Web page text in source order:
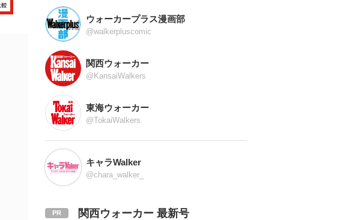
ウォーカープラス漫画部
@walkerpluscomic
関西ウォーカー
@KansaiWalkers
東海ウォーカー
@TokaiWalkers
キャラWalker
@chara_walker_
関西ウォーカー 最新号